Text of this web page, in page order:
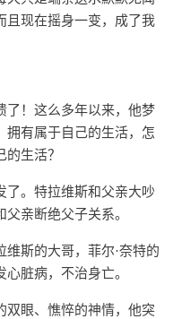
且现在摇身一变，成了我
了！这么多年以来，他梦
拥有属于自己的生活，怎
生活？
。 特拉维斯和父亲大吵
亲断绝父子关系。
斯的大哥，菲尔·奈特的
脏病，不治身亡。
双眼、憔悴的神情，他突